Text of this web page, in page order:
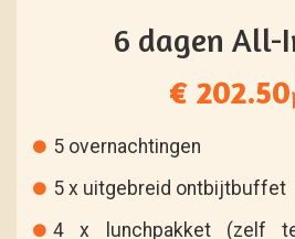
6 dagen
€ 202.50
5 overnachtingen
5 x uitgebreid ontbijtbuffet
4 x lunchpakket (zelf